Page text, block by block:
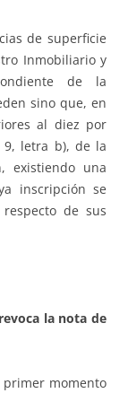
de superficie
Inmobiliario y
de la
sino que, en
al diez por
letra b), de la
existiendo una
inscripción se
de sus
revoca la nota de
primer momento